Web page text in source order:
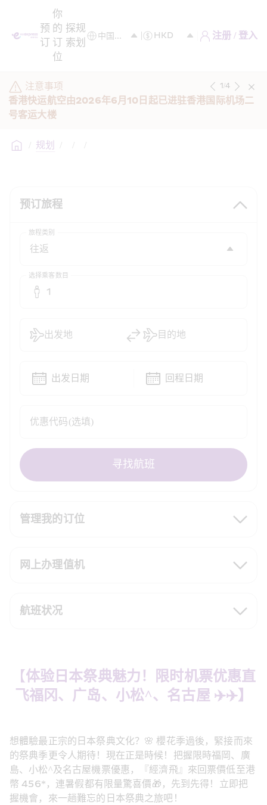
预
订
你
的
订
位
探
索
规
划
注册 / 登入
注意事项
香港快运航空由2026年6月10日起已进驻香港国际机场二
号客运大楼
1/4
/ 规划 / / /
预订旅程
管理我的订位
网上办理值机
航班状况
旅程类别
选择乘客数目
1
优惠代码(选填)
出发地 目的地
出发日期 回程日期
寻找航班
【体验日本祭典魅力！限时机票优惠直
飞福冈、广岛、小松^、名古屋 ✈️✈️】
想體驗最正宗的日本祭典文化？🌸 櫻花季過後，緊接而來
的祭典季更令人期待！現在正是時候！把握限時福岡、廣
島、小松^及名古屋機票優惠，『經濟飛』來回票價低至港
幣 456*，連暑假都有限量驚喜價🎁，先到先得！立即把
握機會，來一趟難忘的日本祭典之旅吧！